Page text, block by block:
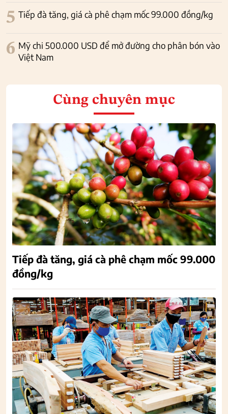
5 Tiếp đà tăng, giá cà phê chạm mốc 99.000 đồng/kg
6 Mỹ chi 500.000 USD để mở đường cho phân bón vào
Việt Nam
Cùng chuyên mục
Tiếp đà tăng, giá cà phê chạm mốc 99.000
đồng/kg